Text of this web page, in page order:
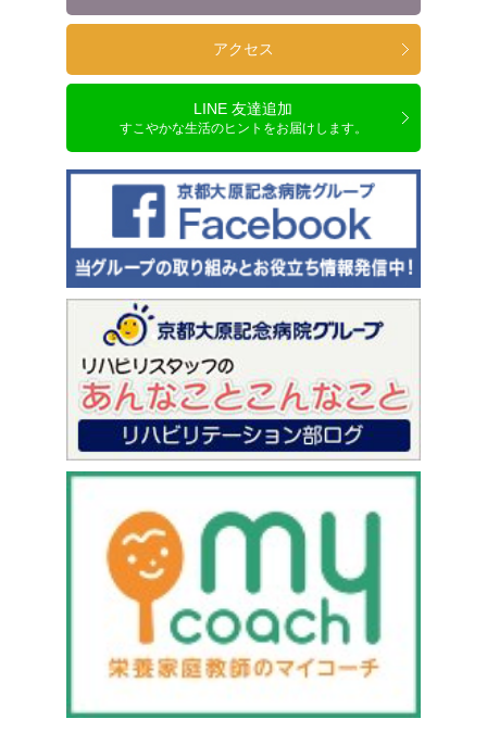
アクセス
LINE 友達追加
すこやかな生活のヒントをお届けします。